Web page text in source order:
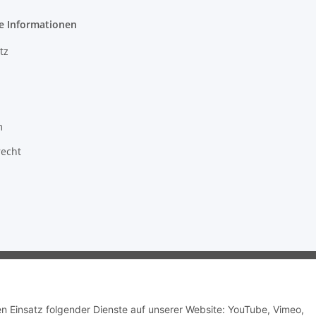
Einsatz folgender Dienste auf unserer Website: YouTube, Vimeo,
Informationen